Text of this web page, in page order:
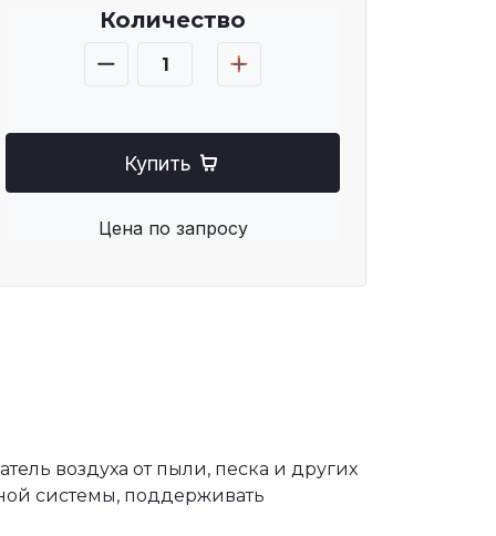
Количество
Купить
Цена по запросу
воздуха от пыли, песка и других
системы, поддерживать